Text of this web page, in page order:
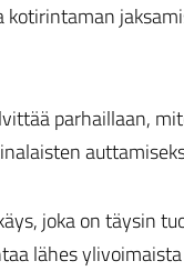
parhaillaan,
joka on täysin
lähes